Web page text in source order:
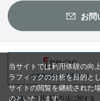
お問
会社概 特定商取引法に関する
当サイトでは利用体験の向
ラフィックの分析を目的と
サイトの閲覧を継続された
のといたします。